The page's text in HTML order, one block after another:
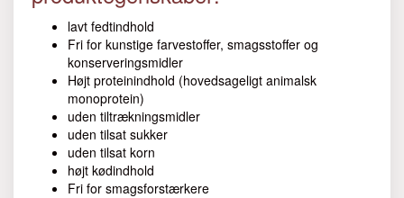
lavt fedtindhold
Fri for kunstige farvestoffer, smagsstoffer og
konserveringsmidler
Højt proteinindhold (hovedsageligt animalsk
monoprotein)
uden tiltrækningsmidler
uden tilsat sukker
uden tilsat korn
højt kødindhold
Fri for smagsforstærkere